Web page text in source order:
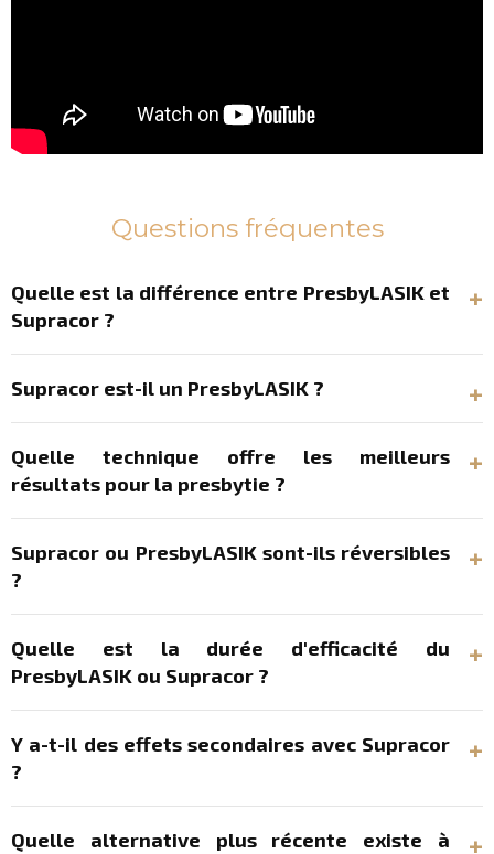
Questions fréquentes
Quelle est la différence entre PresbyLASIK et
Supracor ?
Supracor est-il un PresbyLASIK ?
Quelle technique offre les meilleurs
résultats pour la presbytie ?
Supracor ou PresbyLASIK sont-ils réversibles
?
Quelle est la durée d'efficacité du
PresbyLASIK ou Supracor ?
Y a-t-il des effets secondaires avec Supracor
?
Quelle alternative plus récente existe à